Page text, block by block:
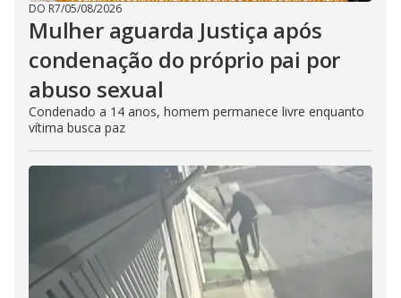
DO R7/05/08/2026
Mulher aguarda Justiça após
condenação do próprio pai por
abuso sexual
Condenado a 14 anos, homem permanece livre enquanto
vítima busca paz